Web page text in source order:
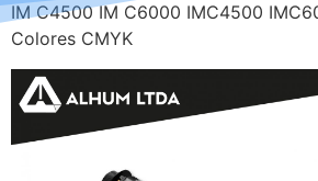
IM C4500 IM C6000 IMC4500
Colores CMYK